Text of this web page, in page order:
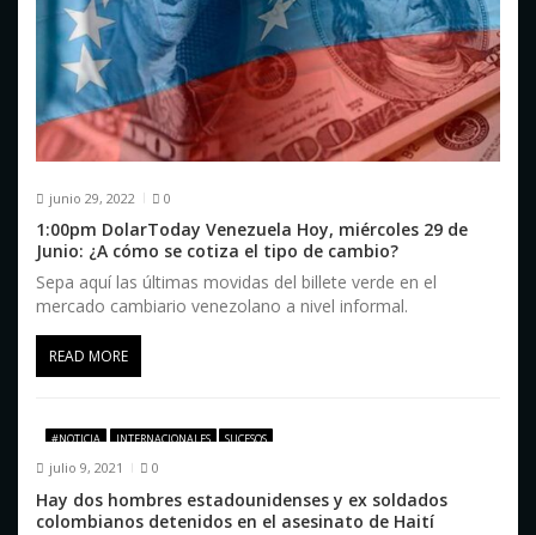
junio 29, 2022 0
1:00pm DolarToday Venezuela Hoy, miércoles 29 de
Junio: ¿A cómo se cotiza el tipo de cambio?
Sepa aquí las últimas movidas del billete verde en el
mercado cambiario venezolano a nivel informal.
READ MORE
#NOTICIA INTERNACIONALES SUCESOS
julio 9, 2021 0
Hay dos hombres estadounidenses y ex soldados
colombianos detenidos en el asesinato de Haití